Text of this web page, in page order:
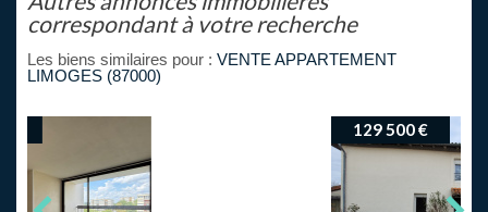
correspondant à votre recherche
Les biens similaires pour : VENTE APPARTEMENT
LIMOGES (87000)